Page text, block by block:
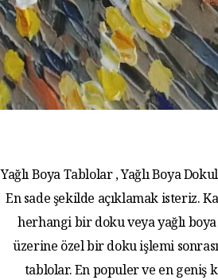
Yağlı Boya Tablolar , Yağlı Boya
En sade şekilde açıklamak isteriz.
herhangi bir doku veya yağlı
üzerine özel bir doku işlemi
tablolar. En populer ve en geniş